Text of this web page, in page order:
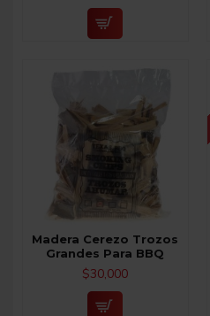
Madera Cerezo Trozos
Grandes Para BBQ
$30,000